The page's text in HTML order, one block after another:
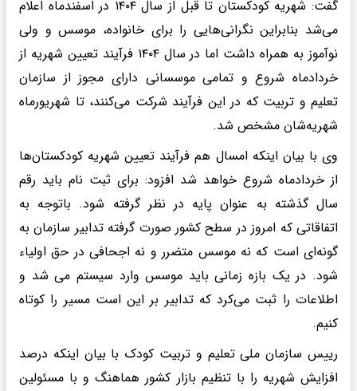
گفت: شهریه کودکستان تا قبل از سال ۱۴۰۴ در اسفندماه اعلام
می‌شد بنابراین نگرانی‌هایی را برای خانواده، موسس و ولی
نوآموز به همراه داشت اما در سال ۱۴۰۴ فرآیند تعیین شهریه از
خردادماه شروع و تمامی‌ موسسانی دارای مجوز از سازمان
تعلیم و تربیت که در این فرآیند شرکت می‌کنند، تا شهریورماه
شهریه‌شان مشخص شد.
وی با بیان اینکه امسال هم فرآیند تعیین شهریه کودکستان‌ها
از خردادماه شروع خواهد شد افزود: برای ثبت نام باید رقم
سال گذشته به عنوان پایه در نظر گرفته شود. باتوجه به
اتفاقاتی که امروز در سطح کشور صورت گرفته تدابیر سازمان به
گونه‌ای است که نه موسس متضرر و نه اجحافی در حق اولیاء
شود. در یک بازه زمانی باید موسس وارد سیستم می شد و
اطلاعات را ثبت می‌کرد که تدابیر بر این است مسیر را کوتاه
کنیم.
رییس سازمان ملی تعلیم و تربیت کودک با بیان اینکه درصد
افزایش شهریه را با تنظیم بازار کشور هماهنگ و با مسئولین